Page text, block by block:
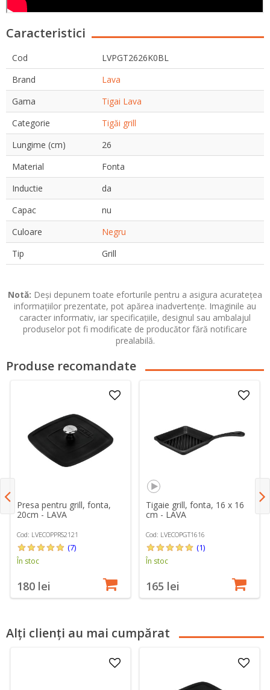
Caracteristici
Cod
LVPGT2626K0BL
Brand
Lava
Gama
Tigai Lava
Categorie
Tigăi grill
Lungime (cm)
26
Material
Fonta
Inductie
da
Capac
nu
Culoare
Negru
Tip
Grill
Notă: Deși depunem toate eforturile pentru a asigura acuratețea
informațiilor prezentate, pot apărea inadvertențe. Imaginile au
caracter informativ, iar specificațiile, designul sau ambalajul
produselor pot fi modificate de producător fără notificare
prealabilă.
Produse recomandate
Presa pentru grill, fonta,
20cm - LAVA
Cod: LVECOPPRS2121
(7)
În stoc
180 lei
Tigaie grill, fonta, 16 x 16
cm - LAVA
Cod: LVECOPGT1616
(1)
În stoc
165 lei
Alți clienți au mai cumpărat